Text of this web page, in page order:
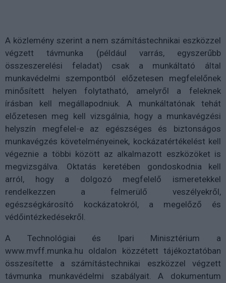
A közlemény szerint a nem számítástechnikai eszközzel
végzett távmunka (például varrás, egyszerűbb
összeszerelési feladat) csak a munkáltató által
munkavédelmi szempontból előzetesen megfelelőnek
minősített helyen folytatható, amelyről a feleknek
írásban kell megállapodniuk. A munkáltatónak tehát
előzetesen meg kell vizsgálnia, hogy a munkavégzési
helyszín megfelel-e az egészséges és biztonságos
munkavégzés követelményeinek, kockázatértékelést kell
végeznie a többi között az alkalmazott eszközöket is
megvizsgálva. Oktatás keretében gondoskodnia kell
arról, hogy a dolgozó megfelelő ismeretekkel
rendelkezzen a felmerülő veszélyekről,
egészségkárosító kockázatokról, a megelőző és
védőintézkedésekről.
A Technológiai és Ipari Minisztérium a
www.mvff.munka.hu oldalon közzétett tájékoztatóban
összesítette a számítástechnikai eszközzel végzett
távmunka munkavédelmi szabályait. A dokumentum